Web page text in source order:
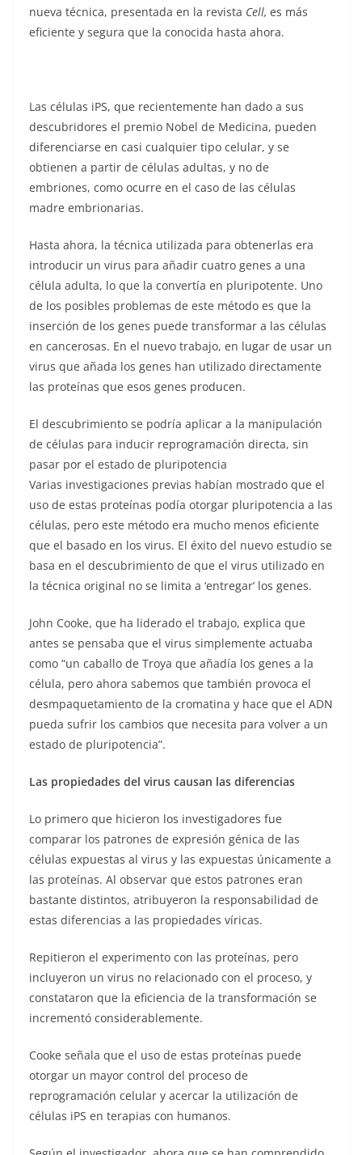
nueva técnica, presentada en la revista Cell, es más
eficiente y segura que la conocida hasta ahora.
Las células iPS, que recientemente han dado a sus
descubridores el premio Nobel de Medicina, pueden
diferenciarse en casi cualquier tipo celular, y se
obtienen a partir de células adultas, y no de
embriones, como ocurre en el caso de las células
madre embrionarias.
Hasta ahora, la técnica utilizada para obtenerlas era
introducir un virus para añadir cuatro genes a una
célula adulta, lo que la convertía en pluripotente. Uno
de los posibles problemas de este método es que la
inserción de los genes puede transformar a las células
en cancerosas. En el nuevo trabajo, en lugar de usar un
virus que añada los genes han utilizado directamente
las proteínas que esos genes producen.
El descubrimiento se podría aplicar a la manipulación
de células para inducir reprogramación directa, sin
pasar por el estado de pluripotencia
Varias investigaciones previas habían mostrado que el
uso de estas proteínas podía otorgar pluripotencia a las
células, pero este método era mucho menos eficiente
que el basado en los virus. El éxito del nuevo estudio se
basa en el descubrimiento de que el virus utilizado en
la técnica original no se limita a ‘entregar’ los genes.
John Cooke, que ha liderado el trabajo, explica que
antes se pensaba que el virus simplemente actuaba
como “un caballo de Troya que añadía los genes a la
célula, pero ahora sabemos que también provoca el
desmpaquetamiento de la cromatina y hace que el ADN
pueda sufrir los cambios que necesita para volver a un
estado de pluripotencia”.
Las propiedades del virus causan las diferencias
Lo primero que hicieron los investigadores fue
comparar los patrones de expresión génica de las
células expuestas al virus y las expuestas únicamente a
las proteínas. Al observar que estos patrones eran
bastante distintos, atribuyeron la responsabilidad de
estas diferencias a las propiedades víricas.
Repitieron el experimento con las proteínas, pero
incluyeron un virus no relacionado con el proceso, y
constataron que la eficiencia de la transformación se
incrementó considerablemente.
Cooke señala que el uso de estas proteínas puede
otorgar un mayor control del proceso de
reprogramación celular y acercar la utilización de
células iPS en terapias con humanos.